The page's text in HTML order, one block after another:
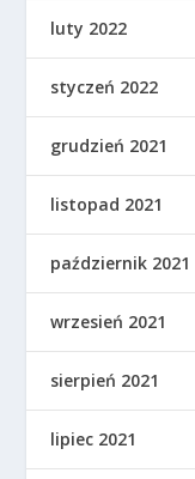
luty 2022
styczeń 2022
grudzień 2021
listopad 2021
październik 2021
wrzesień 2021
sierpień 2021
lipiec 2021